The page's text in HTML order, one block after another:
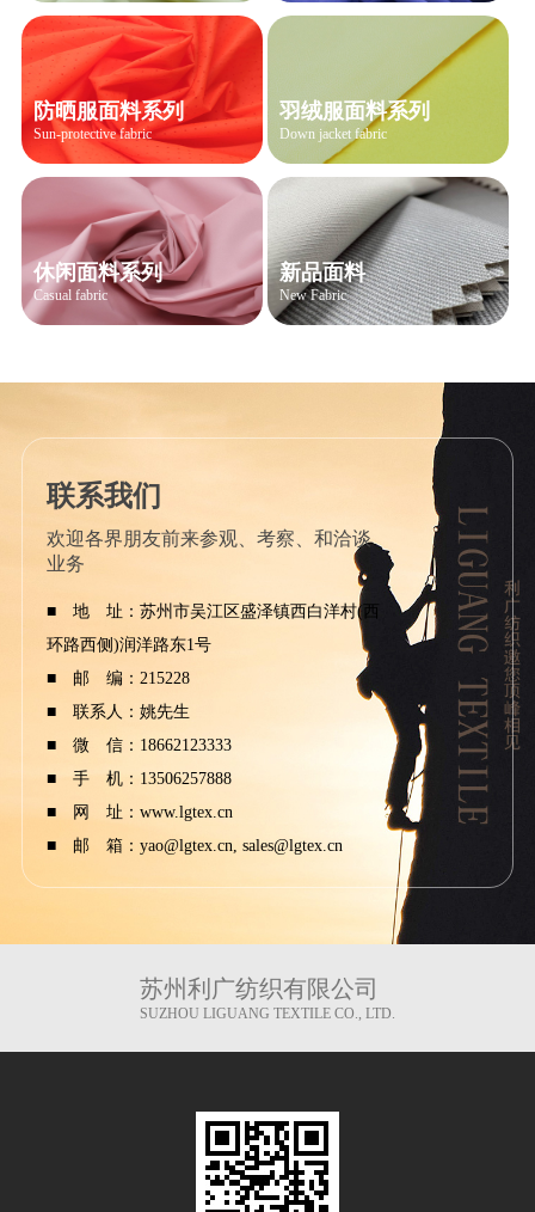
防晒服面料系列
Sun-protective fabric
羽绒服面料系列
Down jacket fabric
休闲面料系列
Casual fabric
新品面料
New Fabric
联系我们
欢迎各界朋友前来参观、考察、和洽谈
业务
■ 地 址：苏州市吴江区盛泽镇西白洋村(西
环路西侧)润洋路东1号
■ 邮 编：215228
■ 联系人：姚先生
■ 微 信：18662123333
■ 手 机：13506257888
■ 网 址：www.lgtex.cn
■ 邮 箱：yao@lgtex.cn, sales@lgtex.cn
苏州利广纺织有限公司
SUZHOU LIGUANG TEXTILE CO., LTD.